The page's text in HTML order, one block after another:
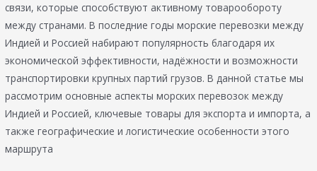
связи, которые способствуют активному товарообороту
между странами. В последние годы морские перевозки между
Индией и Россией набирают популярность благодаря их
экономической эффективности, надёжности и возможности
транспортировки крупных партий грузов. В данной статье мы
рассмотрим основные аспекты морских перевозок между
Индией и Россией, ключевые товары для экспорта и импорта, а
также географические и логистические особенности этого
маршрута